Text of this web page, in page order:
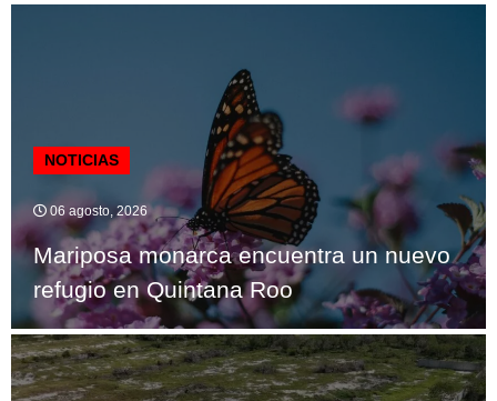
NOTICIAS
06 agosto, 2026
Mariposa monarca encuentra un nuevo
refugio en Quintana Roo